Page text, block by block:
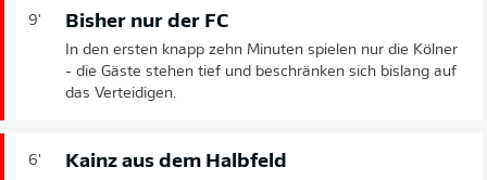
9' Bisher nur der FC
In den ersten knapp zehn Minuten spielen nur die Kölner
- die Gäste stehen tief und beschränken sich bislang auf
das Verteidigen.
6' Kainz aus dem Halbfeld